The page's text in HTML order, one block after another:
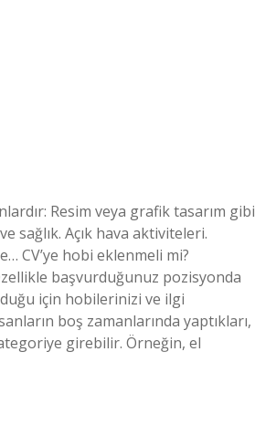
Resim veya grafik tasarım gibi
sağlık. Açık hava aktiviteleri.
CV’ye hobi eklenmeli mi?
başvurduğunuz pozisyonda
için hobilerinizi ve ilgi
boş zamanlarında yaptıkları,
girebilir. Örneğin, el